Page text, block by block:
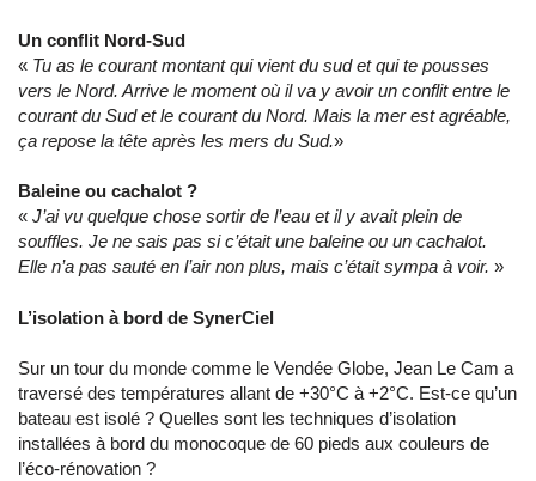
Un conflit Nord-Sud
« Tu as le courant montant qui vient du sud et qui te pousses
vers le Nord. Arrive le moment où il va y avoir un conflit entre le
courant du Sud et le courant du Nord. Mais la mer est agréable,
ça repose la tête après les mers du Sud.»
Baleine ou cachalot ?
« J’ai vu quelque chose sortir de l’eau et il y avait plein de
souffles. Je ne sais pas si c’était une baleine ou un cachalot.
Elle n’a pas sauté en l’air non plus, mais c’était sympa à voir. »
L’isolation à bord de SynerCiel
Sur un tour du monde comme le Vendée Globe, Jean Le Cam a
traversé des températures allant de +30°C à +2°C. Est-ce qu’un
bateau est isolé ? Quelles sont les techniques d’isolation
installées à bord du monocoque de 60 pieds aux couleurs de
l’éco-rénovation ?